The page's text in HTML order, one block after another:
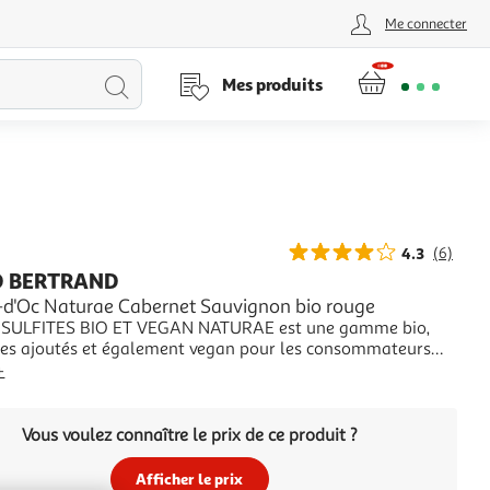
Me connecter
Lancer
Mes produits
4.3 (6)
BERTRAND
d'Oc Naturae Cabernet Sauvignon bio rouge
BIO ET VEGAN NATURAE est une gamme bio,
ajoutés et également vegan pour les consommateurs
respect des animaux. Intense et fruité, NATURAE vous
expérience unique du cépage dans le respect de
Vous voulez connaître le prix de ce produit ?
Afficher le prix